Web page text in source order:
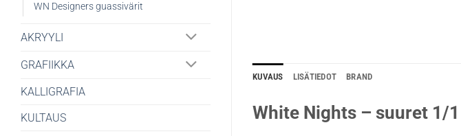
WN Designers guassivärit
AKRYYLI
GRAFIIKKA
KALLIGRAFIA
KULTAUS
KUVAUS LISÄTIEDOT BRAND
White Nights – suuret 1/